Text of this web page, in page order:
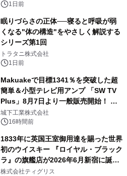
1日前
眠りづらさの正体──寝ると呼吸が弱
くなる"体の構造"をやさしく解説する
シリーズ第1回
トラタニ株式会社
1日前
Makuakeで目標1341％を突破した超
簡単＆小型テレビ用アンプ 「SW TV
Plus」8月7日より一般販売開始！ ケ
ーブル1本つなぐだけ、テレビの音が
ぐっと豊かに
城下工業株式会社
16時間前
1833年に英国王室御用達を賜った世界
初のウイスキー 『ロイヤル・ブラック
ラ』の旗艦店が2026年6月新宿に誕
生 バカルディ ジャパンと連携した
株式会社ティグリス